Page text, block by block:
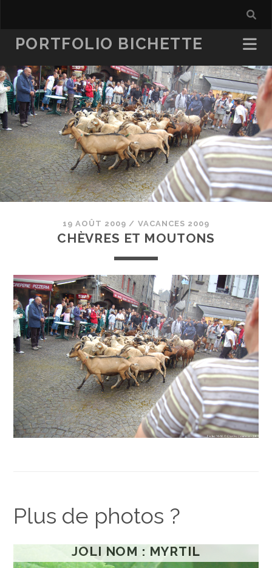
PORTFOLIO BICHETTE
19 AOÛT 2009 / VACANCES 2009
CHÈVRES ET MOUTONS
Plus de photos ?
JOLI NOM : MYRTIL